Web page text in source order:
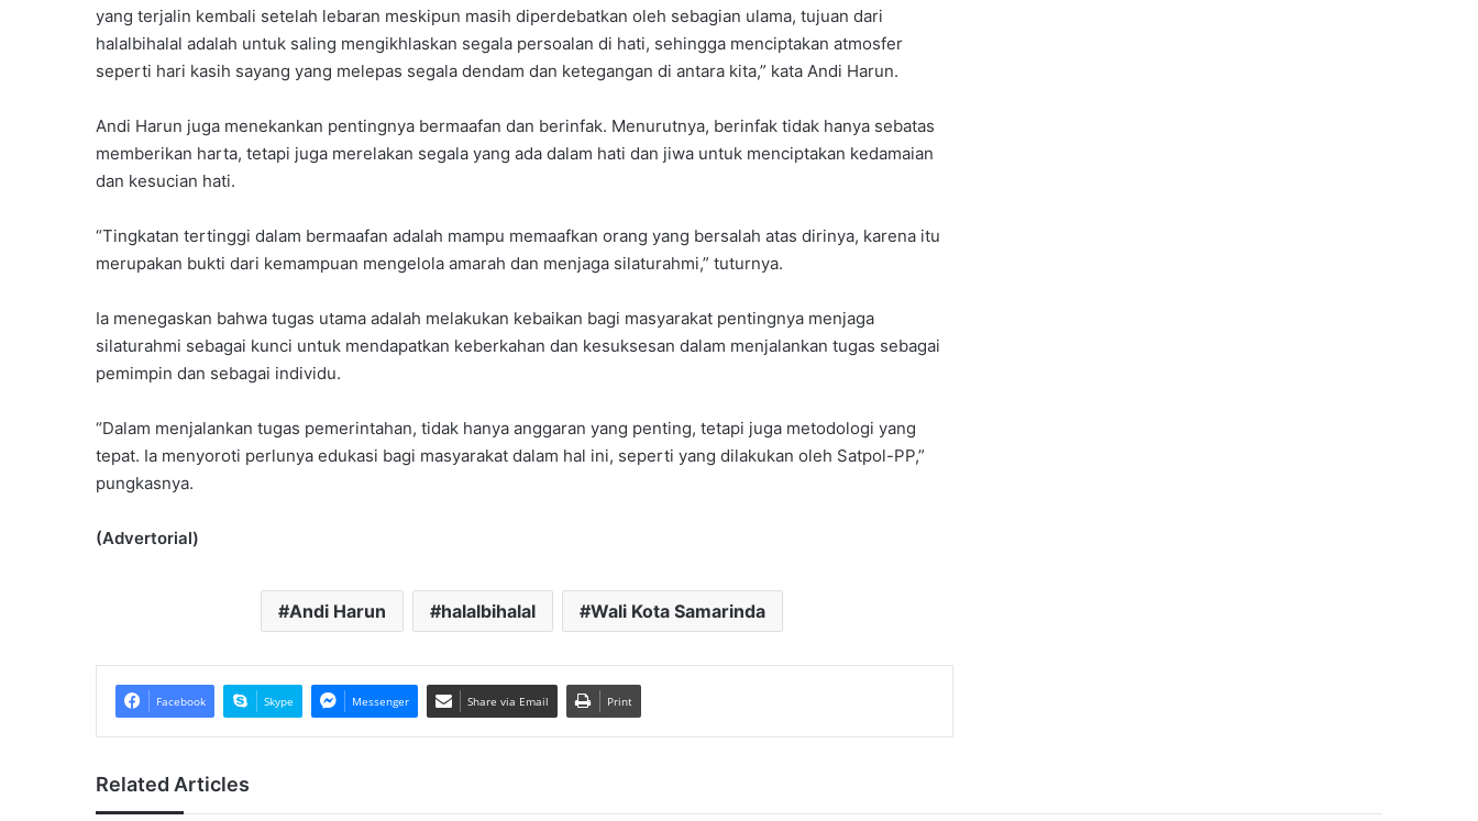
yang terjalin kembali setelah lebaran meskipun masih diperdebatkan oleh sebagian ulama, tujuan dari
halalbihalal adalah untuk saling mengikhlaskan segala persoalan di hati, sehingga menciptakan atmosfer
seperti hari kasih sayang yang melepas segala dendam dan ketegangan di antara kita,” kata Andi Harun.
Andi Harun juga menekankan pentingnya bermaafan dan berinfak. Menurutnya, berinfak tidak hanya sebatas
memberikan harta, tetapi juga merelakan segala yang ada dalam hati dan jiwa untuk menciptakan kedamaian
dan kesucian hati.
“Tingkatan tertinggi dalam bermaafan adalah mampu memaafkan orang yang bersalah atas dirinya, karena itu
merupakan bukti dari kemampuan mengelola amarah dan menjaga silaturahmi,” tuturnya.
Ia menegaskan bahwa tugas utama adalah melakukan kebaikan bagi masyarakat pentingnya menjaga
silaturahmi sebagai kunci untuk mendapatkan keberkahan dan kesuksesan dalam menjalankan tugas sebagai
pemimpin dan sebagai individu.
“Dalam menjalankan tugas pemerintahan, tidak hanya anggaran yang penting, tetapi juga metodologi yang
tepat. Ia menyoroti perlunya edukasi bagi masyarakat dalam hal ini, seperti yang dilakukan oleh Satpol-PP,”
pungkasnya.
(Advertorial)
Andi Harun halalbihalal Wali Kota Samarinda
Facebook Skype Messenger Share via Email Print
Related Articles